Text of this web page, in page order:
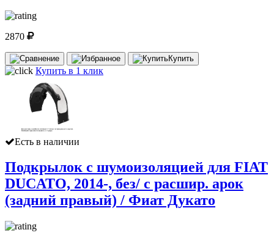
2870
Купить
Купить в 1 клик
Есть в наличии
Подкрылок с шумоизоляцией для FIAT
DUCATO, 2014-, без/ с расшир. арок
(задний правый) / Фиат Дукато